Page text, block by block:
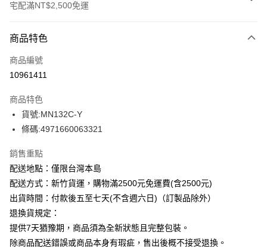
宅配滿NT$2,500免運
信用卡一次付款
Apple Pay
悠遊付
ATM付款
運送方式
下單前請先詢問庫存
每筆NT$130，滿NT$2,500(含以上)免運費
商品特色
商品編號
10961411
商品特色
貨號:MN132C-Y
條碼:4971660063321
銷售重點
配送地點：僅限台灣本島
配送方式：新竹貨運，購物滿2500元免運費(含2500元)
出貨時間：付款後五至七天(不含週六日)（訂製品除外）
退換貨規定：
提供7天猶豫期，商品須為全新狀態且完整包裝。
除商品配送錯誤或商品本身有瑕疵，售出後概不接受退換。